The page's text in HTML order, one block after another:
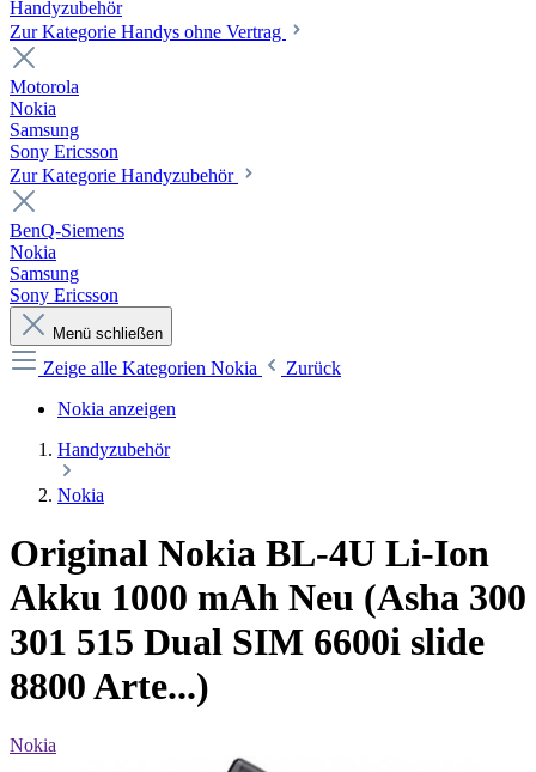
Handyzubehör
Zur Kategorie Handys ohne Vertrag
Motorola
Nokia
Samsung
Sony Ericsson
Zur Kategorie Handyzubehör
BenQ-Siemens
Nokia
Samsung
Sony Ericsson
Menü schließen
Zeige alle Kategorien Nokia
Zurück
Nokia anzeigen
Handyzubehör
Nokia
Original Nokia BL-4U Li-Ion
Akku 1000 mAh Neu (Asha 300
301 515 Dual SIM 6600i slide
8800 Arte...)
Nokia